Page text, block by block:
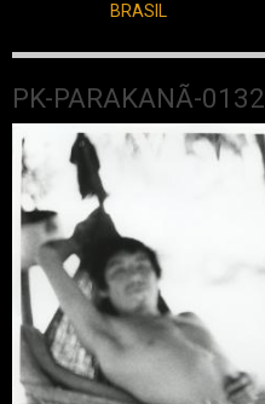
BRASIL
PK-PARAKANÃ-0132